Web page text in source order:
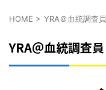
HOME > YRA＠血統調査員
YRA＠血統調査員